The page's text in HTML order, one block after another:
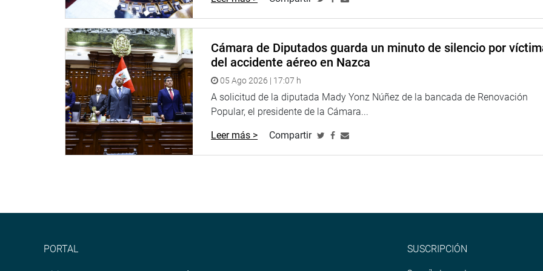
Twitter:
https://twitter.com/congresoperu
Youtube:http://www.youtube.com/congresoperu
Soundcloud:https://soundcloud.com/radiocongreso
Cámara de Diputados guarda un minuto de silencio por
del accidente aéreo en Nazca
05 Ago 2026 | 17:07 h
A solicitud de la diputada Mady Yonz Núñez de la bancada de Renovación
Popular, el presidente de la Cámara...
Leer más > Compartir
PORTAL SUSCRIPCIÓN